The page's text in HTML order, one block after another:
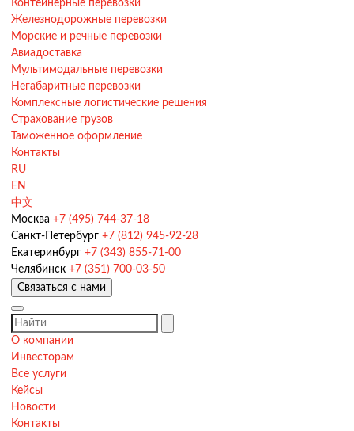
Контейнерные перевозки
Железнодорожные перевозки
Морские и речные перевозки
Авиадоставка
Мультимодальные перевозки
Негабаритные перевозки
Комплексные логистические решения
Страхование грузов
Таможенное оформление
Контакты
RU
EN
中文
Москва +7 (495) 744-37-18
Санкт-Петербург +7 (812) 945-92-28
Екатеринбург +7 (343) 855-71-00
Челябинск +7 (351) 700-03-50
Связаться с нами
О компании
Инвесторам
Все услуги
Кейсы
Новости
Контакты